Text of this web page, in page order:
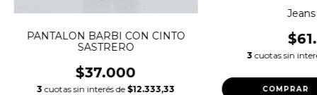
PANTALON BARBI CON CINTO
SASTRERO
$37.000
3 cuotas sin interés de $12.333,33
3 cuotas sin
COMPRAR